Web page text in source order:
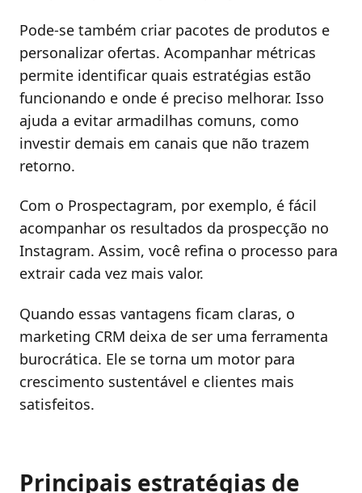
Pode-se também criar pacotes de produtos e
personalizar ofertas. Acompanhar métricas
permite identificar quais estratégias estão
funcionando e onde é preciso melhorar. Isso
ajuda a evitar armadilhas comuns, como
investir demais em canais que não trazem
retorno.
Com o Prospectagram, por exemplo, é fácil
acompanhar os resultados da prospecção no
Instagram. Assim, você refina o processo para
extrair cada vez mais valor.
Quando essas vantagens ficam claras, o
marketing CRM deixa de ser uma ferramenta
burocrática. Ele se torna um motor para
crescimento sustentável e clientes mais
satisfeitos.
Principais estratégias de